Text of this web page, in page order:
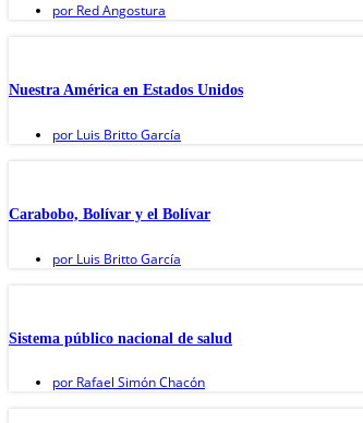
por Red Angostura
Nuestra América en Estados Unidos
por Luis Britto García
Carabobo, Bolívar y el Bolívar
por Luis Britto García
Sistema público nacional de salud
por Rafael Simón Chacón